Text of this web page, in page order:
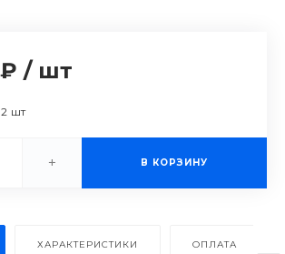
/ шт
2 шт
+ В КОРЗИНУ
ХАРАКТЕРИСТИКИ ОПЛАТА